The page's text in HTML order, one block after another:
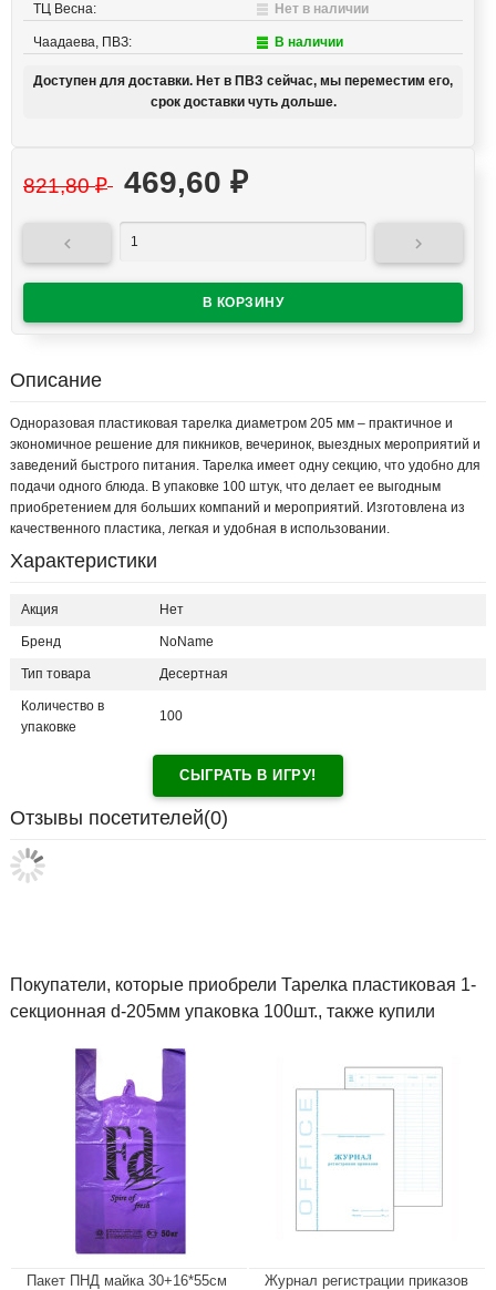
ТЦ Весна: Нет в наличии
Чаадаева, ПВЗ: В наличии
Доступен для доставки. Нет в ПВЗ сейчас, мы переместим его,
срок доставки чуть дольше.
821,80₽ 469,60 ₽
 
Описание
Одноразовая пластиковая тарелка диаметром 205 мм – практичное и
экономичное решение для пикников, вечеринок, выездных мероприятий и
заведений быстрого питания. Тарелка имеет одну секцию, что удобно для
подачи одного блюда. В упаковке 100 штук, что делает ее выгодным
приобретением для больших компаний и мероприятий. Изготовлена из
качественного пластика, легкая и удобная в использовании.
Характеристики
Акция Нет
Бренд NoName
Тип товара Десертная
Количество в
упаковке
100
СЫГРАТЬ В ИГРУ!
Отзывы посетителей(0)
Покупатели, которые приобрели Тарелка пластиковая 1-
секционная d-205мм упаковка 100шт., также купили
Пакет ПНД майка 30+16*55см
Журнал регистрации приказов